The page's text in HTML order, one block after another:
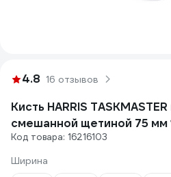
4.8 16 отзывов
Кисть HARRIS
смешанной щетиной 75 мм
Код товара: 16216103
Ширина